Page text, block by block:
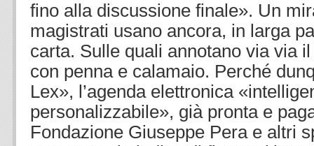
fino alla discussione finale». Un
magistrati usano ancora, in larga
carta. Sulle quali annotano via via
con penna e calamaio. Perché
Lex», l’agenda elettronica
personalizzabile», già pronta e
Fondazione Giuseppe Pera e altri